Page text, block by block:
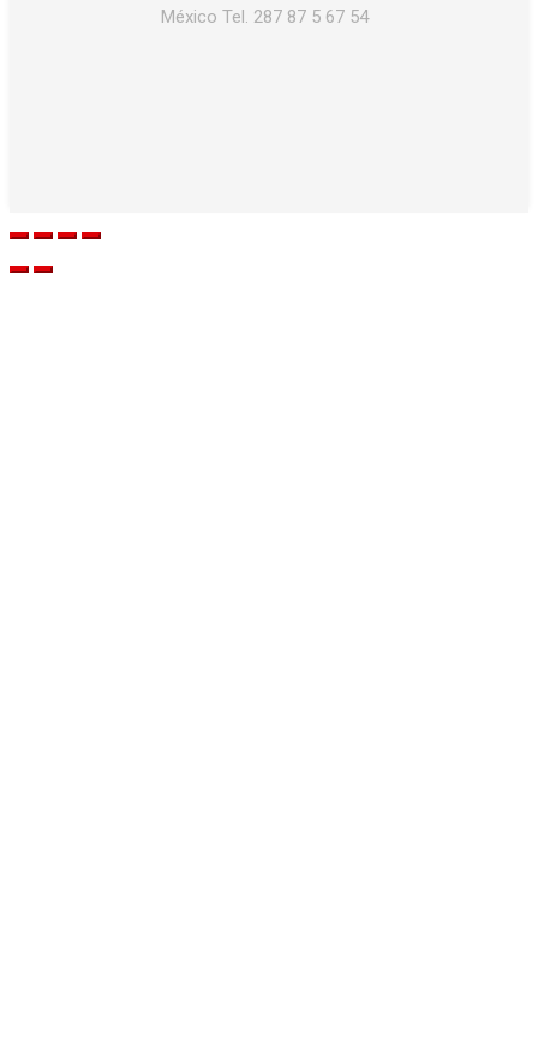
México Tel. 287 87 5 67 54